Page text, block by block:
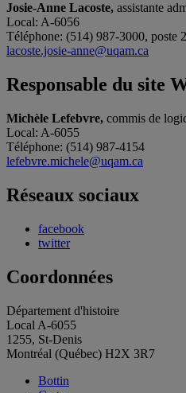
Josie-Anne Lacoste, assistante
Local: A-6056
Téléphone: (514) 987-3000, poste
lacoste.josie-anne@uqam.ca
Responsable du site
Michèle Lefebvre, commis de
Local: A-6055
Téléphone: (514) 987-4154
lefebvre.michele@uqam.ca
Réseaux sociaux
facebook
twitter
Coordonnées
Département d'histoire
Local A-6055
1255, St-Denis
Montréal (Québec) H2X 3R7
Bottin